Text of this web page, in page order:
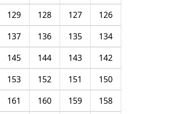
126
127
128
129
134
135
136
137
142
143
144
145
150
151
152
153
158
159
160
161